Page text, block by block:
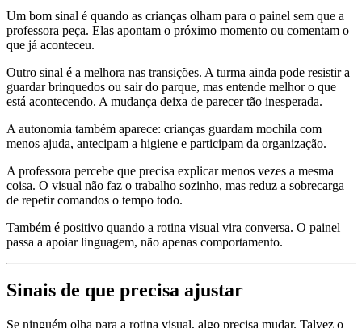
Um bom sinal é quando as crianças olham para o painel sem que a
professora peça. Elas apontam o próximo momento ou comentam o
que já aconteceu.
Outro sinal é a melhora nas transições. A turma ainda pode resistir a
guardar brinquedos ou sair do parque, mas entende melhor o que
está acontecendo. A mudança deixa de parecer tão inesperada.
A autonomia também aparece: crianças guardam mochila com
menos ajuda, antecipam a higiene e participam da organização.
A professora percebe que precisa explicar menos vezes a mesma
coisa. O visual não faz o trabalho sozinho, mas reduz a sobrecarga
de repetir comandos o tempo todo.
Também é positivo quando a rotina visual vira conversa. O painel
passa a apoiar linguagem, não apenas comportamento.
Sinais de que precisa ajustar
Se ninguém olha para a rotina visual, algo precisa mudar. Talvez o